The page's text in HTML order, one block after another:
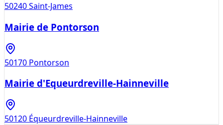
50240Saint-James
Mairie de Pontorson
50170 Pontorson
Mairie d'Equeurdreville-Hainneville
50120 Équeurdreville-Hainneville